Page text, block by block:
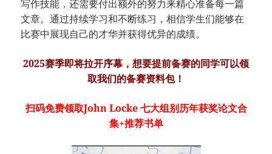
写作技能，还需要付出额外的努力来精心准备每一篇
文章。通过持续学习和不断练习，相信学生们能够在
比赛中展现自己的才华并获得优异的成绩。
2025赛季即将拉开序幕，想要提前备赛的同学可以领
取我们的备赛资料包！
扫码免费领取John Locke 七大组别历年获奖论文合
集+推荐书单